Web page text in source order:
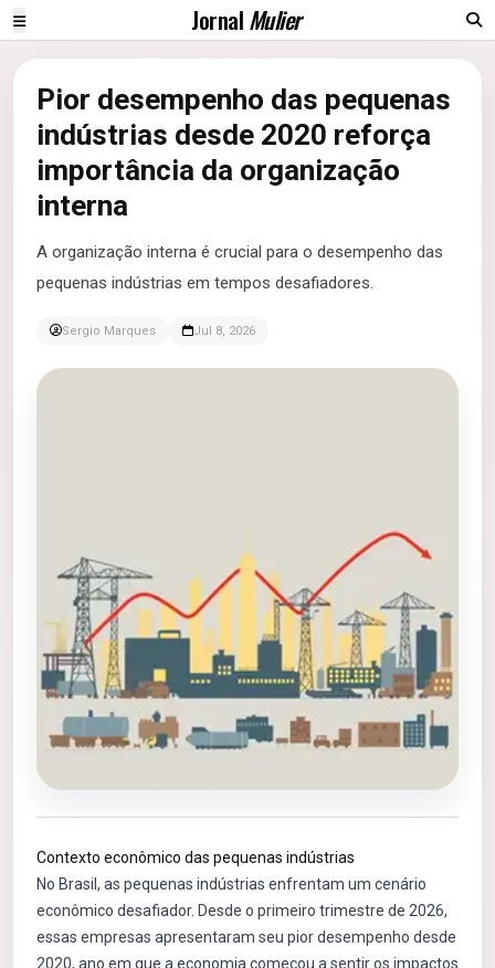
JornalMulier
Pior desempenho das pequenas
indústrias desde 2020 reforça
importância da organização
interna
A organização interna é crucial para o desempenho das
pequenas indústrias em tempos desafiadores.
Sergio Marques Jul 8, 2026
Contexto econômico das pequenas indústrias
No Brasil, as pequenas indústrias enfrentam um cenário
econômico desafiador. Desde o primeiro trimestre de 2026,
essas empresas apresentaram seu pior desempenho desde
2020, ano em que a economia começou a sentir os impactos